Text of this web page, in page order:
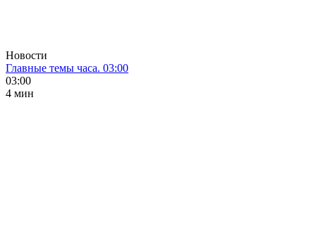
Новости
Главные темы часа. 03:00
03:00
4 мин